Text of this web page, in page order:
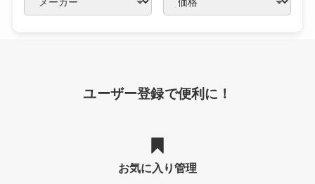
ユーザー登録で便利に！
お気に入り管理